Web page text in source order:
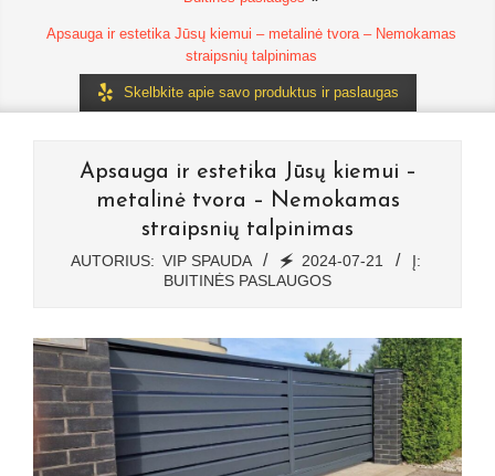
Apsauga ir estetika Jūsų kiemui – metalinė tvora – Nemokamas
straipsnių talpinimas
Skelbkite apie savo produktus ir paslaugas
Apsauga ir estetika Jūsų kiemui –
metalinė tvora – Nemokamas
straipsnių talpinimas
AUTORIUS: VIP SPAUDA 🗲 2024-07-21
Į:
BUITINĖS PASLAUGOS